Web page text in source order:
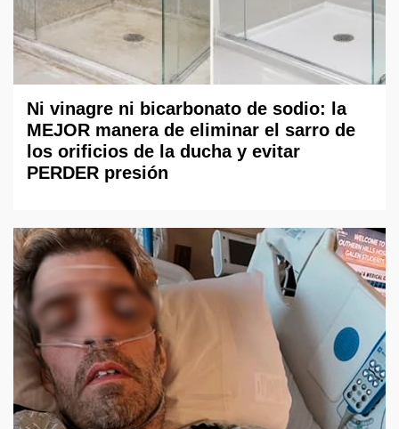
Ni vinagre ni bicarbonato de sodio: la
MEJOR manera de eliminar el sarro de
los orificios de la ducha y evitar
PERDER presión